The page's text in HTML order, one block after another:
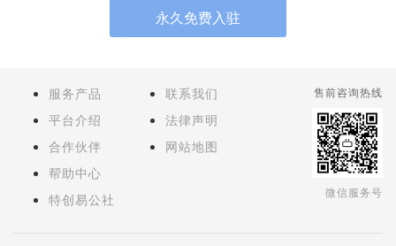
永久免费入驻
服务产品
平台介绍
合作伙伴
帮助中心
特创易公社
联系我们
法律声明
网站地图
售前咨询热线
微信服务号